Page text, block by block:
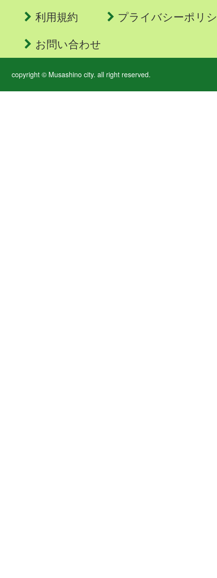
利用規約
プライバシーポリ
お問い合わせ
copyright © Musashino city. all right reserved.